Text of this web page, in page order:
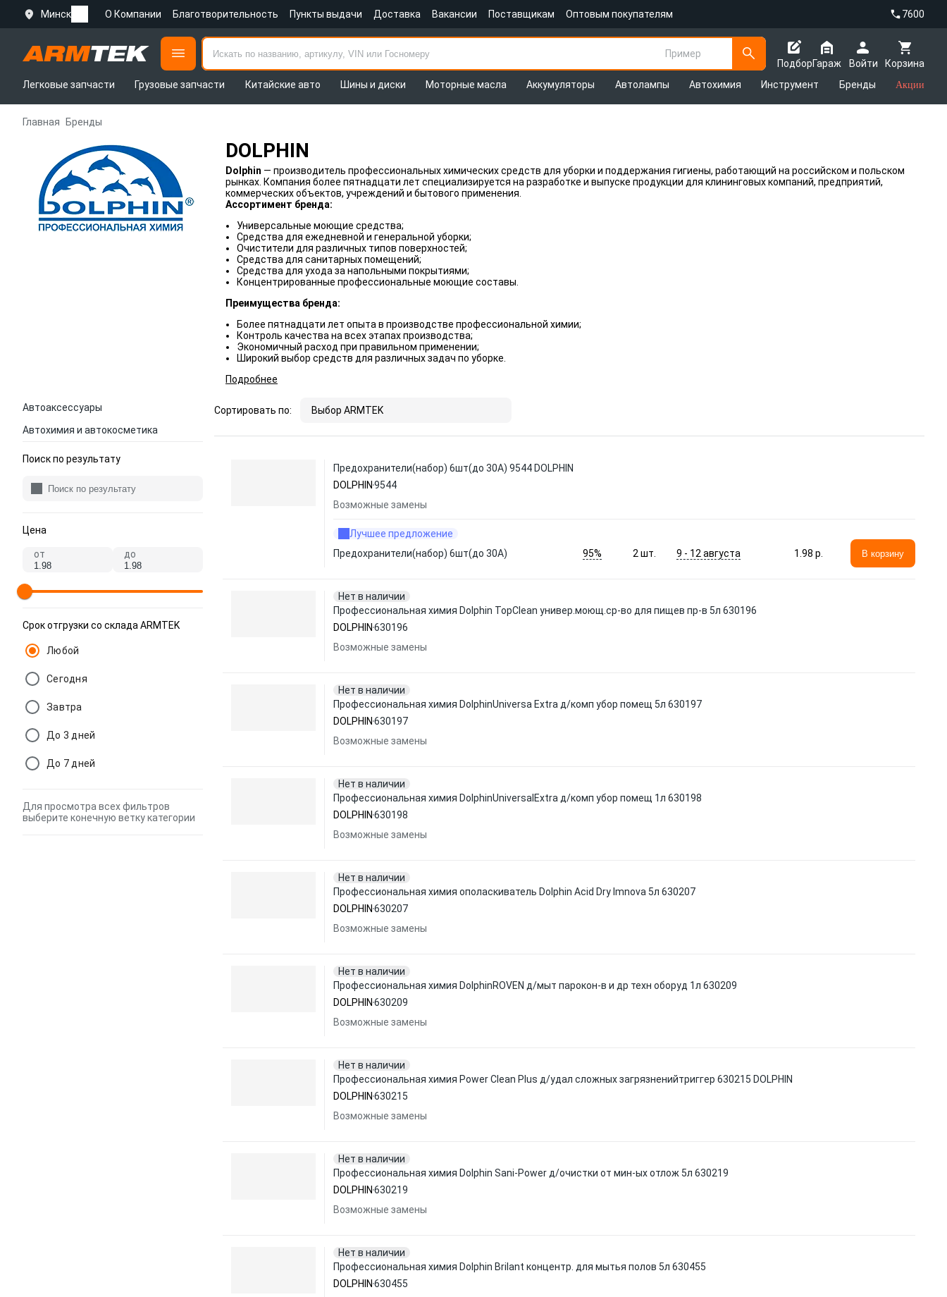
Минск О Компании Благотворительность Пункты выдачи Доставка Вакансии Поставщикам Оптовым покупателям 7600
Пример
Подбор
Корзина
Гараж
Войти
Легковые запчасти
Грузовые запчасти Китайские авто Шины и диски Моторные масла Аккумуляторы Автолампы Автохимия Инструмент Бренды Акции
Главная Бренды
DOLPHIN
Dolphin — производитель профессиональных химических средств для уборки и поддержания гигиены, работающий на российском и польском
рынках. Компания более пятнадцати лет специализируется на разработке и выпуске продукции для клининговых компаний, предприятий,
коммерческих объектов, учреждений и бытового применения.
Ассортимент бренда:
Универсальные моющие средства;
Средства для ежедневной и генеральной уборки;
Очистители для различных типов поверхностей;
Средства для санитарных помещений;
Средства для ухода за напольными покрытиями;
Концентрированные профессиональные моющие составы.
Преимущества бренда:
Более пятнадцати лет опыта в производстве профессиональной химии;
Контроль качества на всех этапах производства;
Экономичный расход при правильном применении;
Широкий выбор средств для различных задач по уборке.
Подробнее
Автоаксессуары
Автохимия и автокосметика
Поиск по результату
Цена
от до
Срок отгрузки со склада ARMTEK
Любой
Сегодня
Завтра
До 3 дней
До 7 дней
Для просмотра всех фильтров
выберите конечную ветку категории
Сортировать по: Выбор ARMTEK
Предохранители(набор) 6шт(до 30А) 9544 DOLPHIN
DOLPHIN 9544
Возможные замены
Лучшее предложение
Предохранители(набор) 6шт(до 30А)
95% 2шт. 9 - 12 августа 1.98 p. В корзину
Нет в наличии
Профессиональная химия Dolphin TopClean универ.моющ.ср-во для пищев пр-в 5л 630196
DOLPHIN 630196
Возможные замены
Нет в наличии
Профессиональная химия DolphinUniversa Extra д/комп убор помещ 5л 630197
DOLPHIN 630197
Возможные замены
Нет в наличии
Профессиональная химия DolphinUniversalExtra д/комп убор помещ 1л 630198
DOLPHIN 630198
Возможные замены
Нет в наличии
Профессиональная химия ополаскиватель Dolphin Acid Dry Imnova 5л 630207
DOLPHIN 630207
Возможные замены
Нет в наличии
Профессиональная химия DolphinROVEN д/мыт парокон-в и др техн оборуд 1л 630209
DOLPHIN 630209
Возможные замены
Нет в наличии
Профессиональная химия Power Clean Plus д/удал сложных загрязненийтриггер 630215 DOLPHIN
DOLPHIN 630215
Возможные замены
Нет в наличии
Профессиональная химия Dolphin Sani-Power д/очистки от мин-ых отлож 5л 630219
DOLPHIN 630219
Возможные замены
Нет в наличии
Профессиональная химия Dolphin Brilant концентр. для мытья полов 5л 630455
DOLPHIN 630455